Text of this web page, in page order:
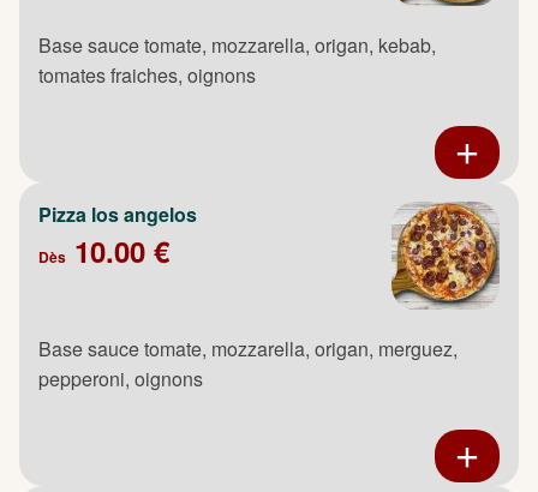
Base sauce tomate, mozzarella, origan, kebab,
tomates fraiches, oignons
Pizza los angelos
Dès 10.00 €
Base sauce tomate, mozzarella, origan, merguez,
pepperoni, oignons